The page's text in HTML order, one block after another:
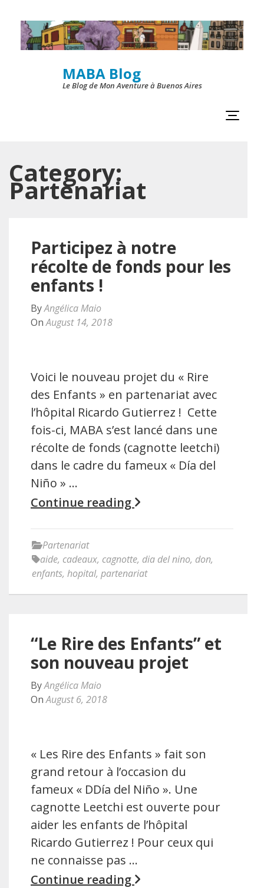
Skip
to
content
MABA Blog
Le Blog de Mon Aventure à Buenos Aires
Category:
Partenariat
Participez à notre
récolte de fonds pour les
enfants !
ByAngélica Maio
OnAugust 14, 2018
Voici le nouveau projet du « Rire
des Enfants » en partenariat avec
l’hôpital Ricardo Gutierrez ! Cette
fois-ci, MABA s’est lancé dans une
récolte de fonds (cagnotte leetchi)
dans le cadre du fameux « Día del
Niño » …
Continue reading
Partenariat
aide, cadeaux, cagnotte, dia del nino, don,
enfants, hopital, partenariat
“Le Rire des Enfants” et
son nouveau projet
ByAngélica Maio
OnAugust 6, 2018
« Les Rire des Enfants » fait son
grand retour à l’occasion du
fameux « DDía del Niño ». Une
cagnotte Leetchi est ouverte pour
aider les enfants de l’hôpital
Ricardo Gutierrez ! Pour ceux qui
ne connaisse pas …
Continue reading